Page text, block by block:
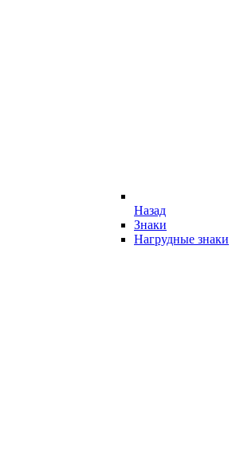
Назад
Знаки
Нагрудные знаки